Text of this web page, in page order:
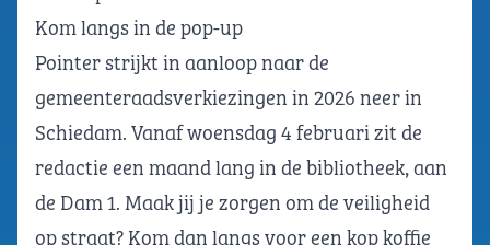
Kom langs in de pop-up
Pointer strijkt in aanloop naar de
gemeenteraadsverkiezingen in 2026 neer in
Schiedam. Vanaf woensdag 4 februari zit de
redactie een maand lang in de bibliotheek, aan
de Dam 1. Maak jij je zorgen om de veiligheid
op straat? Kom dan langs voor een kop koffie